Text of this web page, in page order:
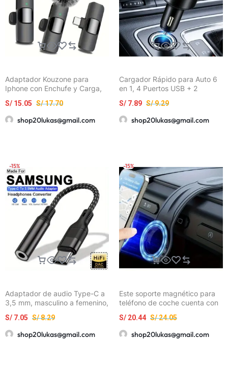
Adaptador Kouzone para
Iphone con Enchufe y Carga,
Interfaz Tipo-C, Micrófono
para Transmisión en Vivo,
Regalo de Pascua
S/17.70
S/ 15.05
shop20lukas@gmail.com
Cargador Rápido para Auto 6
en 1, 4 Puertos USB + 2
de 66W con Monitoreo de
Voltaje para una Carga Más
Segura; Doble Carga Rápida
S/9.29
S/ 7.89
shop20lukas@gmail.com
-15%
Adaptador de audio Type-C a
3,5 mm, masculino a femenino,
Samsung Galaxy S23 S22 S21
S20 Ultra, iPad Pro, Xiaomi
OnePlus – Sonido y
S/8.29
S/ 7.05
shop20lukas@gmail.com
-15%
Este soporte magnético para
teléfono de coche cuenta con
desmontable y flexible,
diseñado para usar en los
salpicaderos del coche.
S/24.05
S/ 20.44
shop20lukas@gmail.com